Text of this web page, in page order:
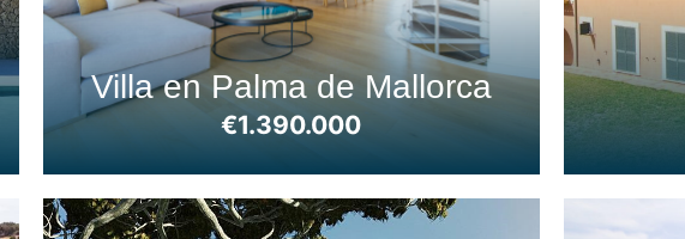
Villa en Palma de Mallorca
€1.390.000